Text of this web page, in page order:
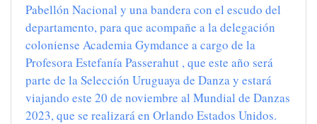
Pabellón Nacional y una bandera con el escudo del
departamento, para que acompañe a la delegación
coloniense Academia Gymdance a cargo de la
Profesora Estefanía Passerahut , que este año será
parte de la Selección Uruguaya de Danza y estará
viajando este 20 de noviembre al Mundial de Danzas
2023, que se realizará en Orlando Estados Unidos.